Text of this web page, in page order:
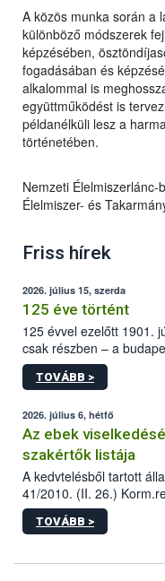
A közös munka során a
különböző módszerek
képzésében,
fogadásában és
alkalommal is
együttműködést is
példanélküli lesz a
történetében.
Nemzeti Élelmiszerlánc-
Élelmiszer- és
Friss hírek
2026. július 15, szerda
125 éve történt
125 évvel ezelőtt 1901.
csak részben – a
állomás a Kis Rókus
tervezett új épületébe.
TOVÁBB >
2026. július 6, hétfő
Az ebek
szakértők listája
A kedvtelésből tartott
41/2010. (II. 26.)
sérülés, illetve ennek
hatósági feladatokat,
vonni az ebek
TOVÁBB >